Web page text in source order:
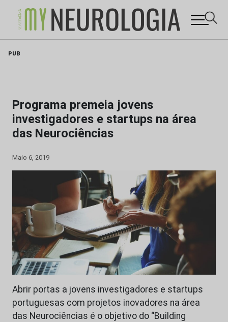
PUB
Programa premeia jovens
investigadores e startups na área
das Neurociências
Maio 6, 2019
Abrir portas a jovens investigadores e startups
portuguesas com projetos inovadores na área
das Neurociências é o objetivo do “Building